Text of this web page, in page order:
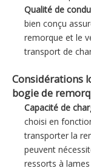
Qualité de
bien conçu
remorque et le
transport de
Considérations
bogie de
Capacité de
choisi en
transporter la
peuvent
ressorts à